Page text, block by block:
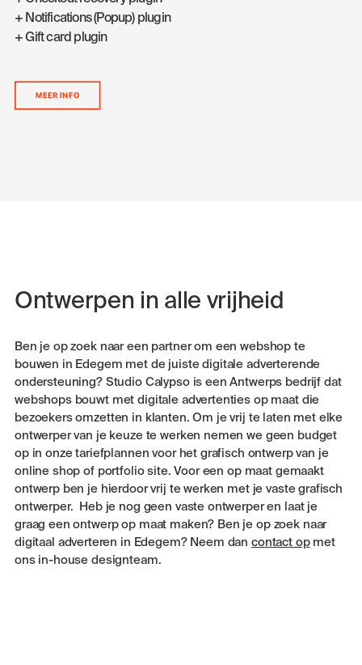
+ Notifications (Popup) plugin
+ Gift card plugin
MEER INFO
Ontwerpen in alle vrijheid
Ben je op zoek naar een partner om een webshop te
bouwen in Edegem met de juiste digitale adverterende
ondersteuning? Studio Calypso is een Antwerps bedrijf dat
webshops bouwt met digitale advertenties op maat die
bezoekers omzetten in klanten. Om je vrij te laten met elke
ontwerper van je keuze te werken nemen we geen budget
op in onze tariefplannen voor het grafisch ontwerp van je
online shop of portfolio site. Voor een op maat gemaakt
ontwerp ben je hierdoor vrij te werken met je vaste grafisch
ontwerper. Heb je nog geen vaste ontwerper en laat je
graag een ontwerp op maat maken? Ben je op zoek naar
digitaal adverteren in Edegem? Neem dancontact opmet
ons in-house designteam.